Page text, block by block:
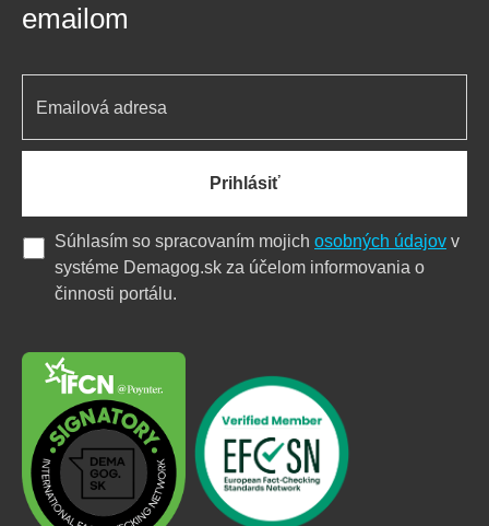
emailom
Prihlásiť
Súhlasím so spracovaním mojich osobných údajov v
systéme Demagog.sk za účelom informovania o
činnosti portálu.